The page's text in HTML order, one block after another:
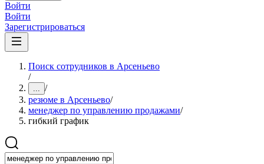
Войти
Войти
Зарегистрироваться
Поиск сотрудников в Арсеньево
/
... /
резюме в Арсеньево/
менеджер по управлению продажами/
гибкий график